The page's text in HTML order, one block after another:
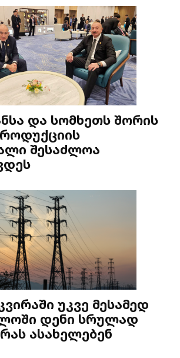
და სომხეთს შორის
შესაძლოა
უკვე მესამედ
დენი სრულად
ასახელებენ